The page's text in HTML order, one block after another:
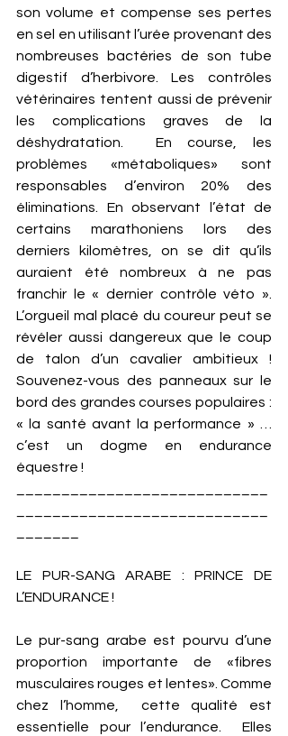
son volume et compense ses pertes
en sel en utilisant l’urée provenant des
nombreuses bactéries de son tube
digestif d’herbivore. Les contrôles
vétérinaires tentent aussi de prévenir
les complications graves de la
déshydratation.  En course, les
problèmes «métaboliques» sont
responsables d’environ 20% des
éliminations. En observant l’état de
certains marathoniens lors des
derniers kilomètres, on se dit qu’ils
auraient été nombreux à ne pas
franchir le « dernier contrôle véto ».
L’orgueil mal placé du coureur peut se
révéler aussi dangereux que le coup
de talon d’un cavalier ambitieux !
Souvenez-vous des panneaux sur le
bord des grandes courses populaires :
« la santé avant la performance » …
c’est un dogme en endurance
équestre !
LE PUR-SANG ARABE : PRINCE DE
L’ENDURANCE !
Le pur-sang arabe est pourvu d’une
proportion importante de «fibres
musculaires rouges et lentes». Comme
chez l’homme,  cette qualité est
essentielle pour l’endurance.  Elles